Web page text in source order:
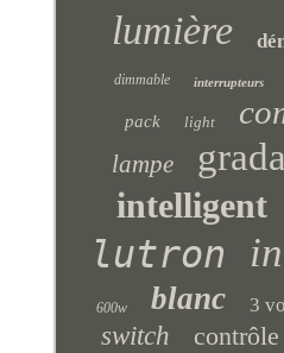
lumière
dimmable interrupteurs
pack light
lampe
intelligent
lutron
600w blanc 3
switch contrôle